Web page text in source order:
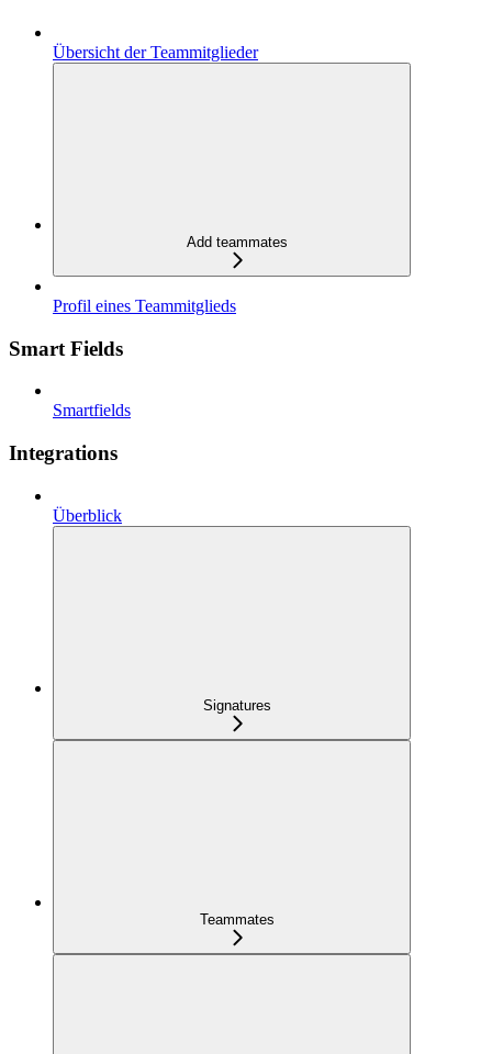
Übersicht der Teammitglieder
Add teammates
Profil eines Teammitglieds
Smart Fields
Smartfields
Integrations
Überblick
Signatures
Teammates